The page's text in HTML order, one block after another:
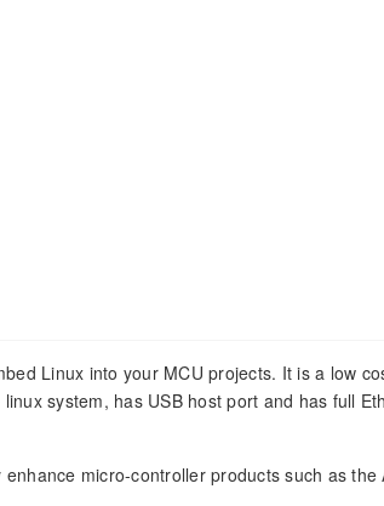
Linux into your MCU projects. It is a low
system, has USB host port and has full
micro-controller products such as the